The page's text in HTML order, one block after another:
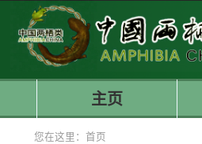
主页
您在这里：首页